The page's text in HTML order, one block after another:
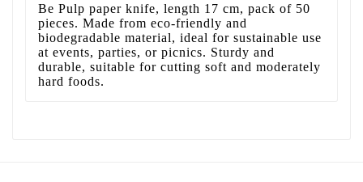
Be Pulp paper knife, length 17 cm, pack of 50
pieces. Made from eco-friendly and
biodegradable material, ideal for sustainable use
at events, parties, or picnics. Sturdy and
durable, suitable for cutting soft and moderately
hard foods.